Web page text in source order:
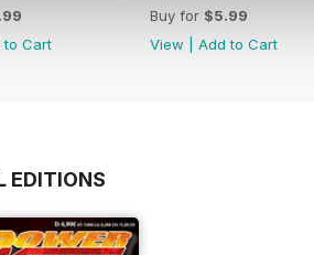
to Cart
Buy for $5.99
View
Add to Cart
EDITIONS